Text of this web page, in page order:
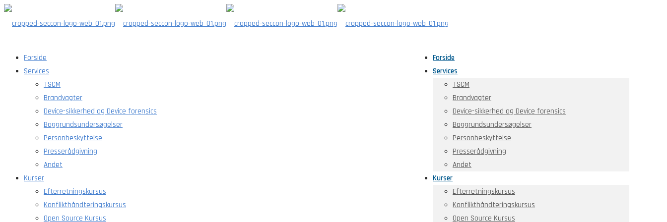
Forside
Services
TSCM
Brandvagter
Device-sikkerhed og Device forensics
Baggrundsundersøgelser
Personbeskyttelse
Presserådgivning
Andet
Kurser
Efterretningskursus
Konflikthåndteringskursus
Open Source Kursus
Forside
Services
TSCM
Brandvagter
Device-sikkerhed og Device forensics
Baggrundsundersøgelser
Personbeskyttelse
Presserådgivning
Andet
Kurser
Efterretningskursus
Konflikthåndteringskursus
Open Source Kursus